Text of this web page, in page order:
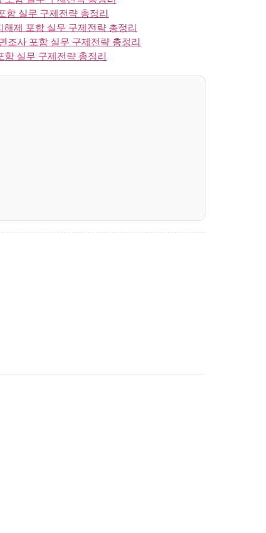
함 실무 구제전략 총정리
제 포함 실무 구제전략 총정리
조사 포함 실무 구제전략 총정리
함 실무 구제전략 총정리